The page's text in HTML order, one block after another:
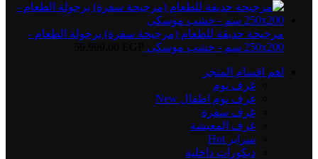
مرجيحة حديقة للطعام (مرجيحة سفرة) برجولة الطعام -
250x200 سم - خشب موسكى
اهم اقسام المتجر
غرف نوم
غرف نوم اطفال New
غرف سفرة
غرف المعيشة
سراير Hot
ديكورات داخلية